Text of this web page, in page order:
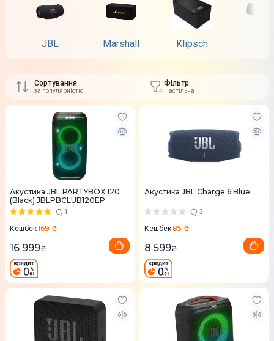
JBL Marshall Klipsch
Сортування
за популярністю
Фільтр
Настільна
Акустика JBL PARTYBOX 120
(Black) JBLPBCLUB120EP
1
Кешбек169 ₴
16 999₴
Акустика JBL Charge 6 Blue
3
Кешбек85 ₴
8 599₴